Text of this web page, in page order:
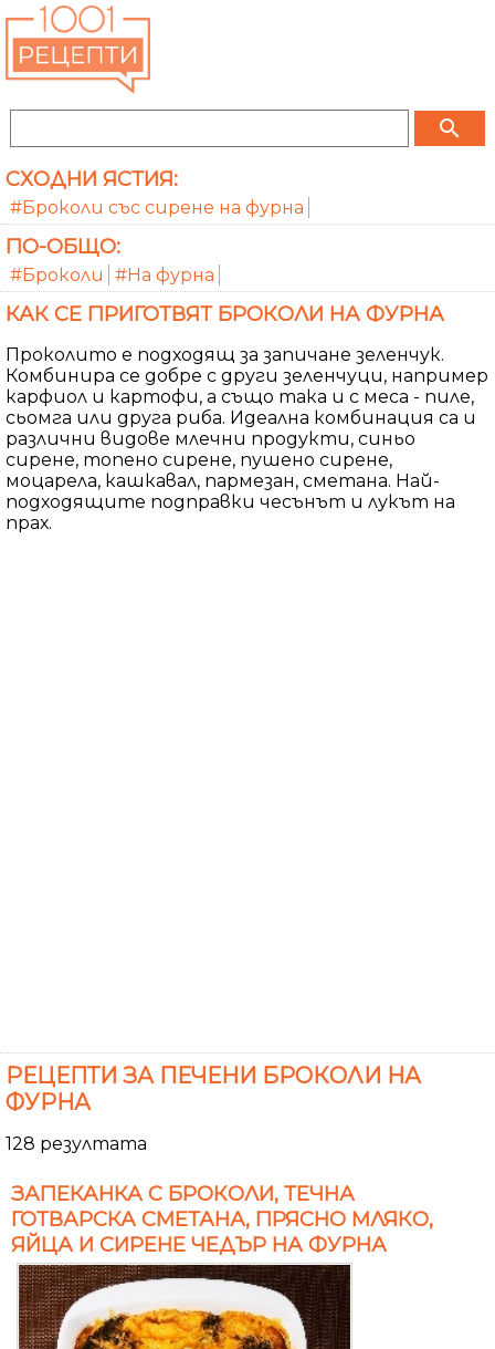
search
СХОДНИ ЯСТИЯ:
#Броколи със сирене на фурна
ПО-ОБЩО:
#Броколи #На фурна
КАК СЕ ПРИГОТВЯТ БРОКОЛИ НА ФУРНА
Проколито е подходящ за запичане зеленчук.
Комбинира се добре с други зеленчуци, например
карфиол и картофи, а също така и с меса - пиле,
сьомга или друга риба. Идеална комбинация са и
различни видове млечни продукти, синьо
сирене, топено сирене, пушено сирене,
моцарела, кашкавал, пармезан, сметана. Най-
подходящите подправки чесънът и лукът на
прах.
РЕЦЕПТИ ЗА ПЕЧЕНИ БРОКОЛИ НА
ФУРНА
128 резултата
ЗАПЕКАНКА С БРОКОЛИ, ТЕЧНА
ГОТВАРСКА СМЕТАНА, ПРЯСНО МЛЯКО,
ЯЙЦА И СИРЕНE ЧЕДЪР НА ФУРНА